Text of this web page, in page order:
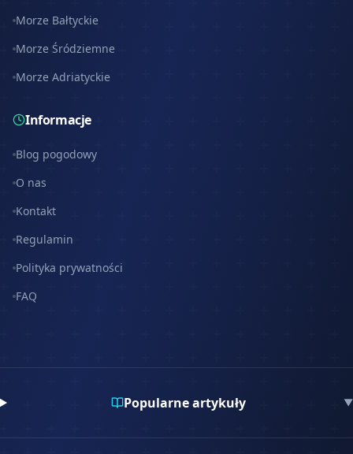
Morze Bałtyckie
Morze Śródziemne
Morze Adriatyckie
Informacje
Blog pogodowy
O nas
Kontakt
Regulamin
Polityka prywatności
FAQ
Popularne artykuły ▼